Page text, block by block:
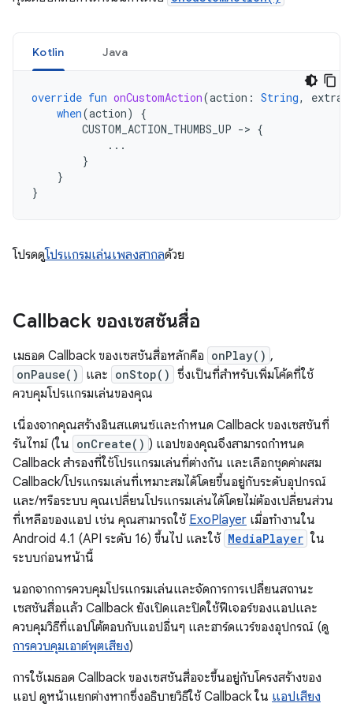
Kotlin Java
override fun onCustomAction(action : String, extras
when(action)
{
CUSTOM_ACTION_THUMBS_UP -> {
...
}
}
}
โปรดดูโปรแกรมเล่นเพลงสากลด้วย
Callback ของเซสชันสื่อ
เมธอด Callback ของเซสชันสื่อหลักคือ onPlay() ,
onPause() และ onStop() ซึ่งเป็นที่สำหรับเพิ่มโค้ดที่ใช้
ควบคุมโปรแกรมเล่นของคุณ
เนื่องจากคุณสร้างอินสแตนซ์และกำหนด Callback ของเซสชันที่
รันไทม์ (ใน onCreate() ) แอปของคุณจึงสามารถกำหนด
Callback สำรองที่ใช้โปรแกรมเล่นที่ต่างกัน และเลือกชุดค่าผสม
Callback/โปรแกรมเล่นที่เหมาะสมได้โดยขึ้นอยู่กับระดับอุปกรณ์
และ/หรือระบบ คุณเปลี่ยนโปรแกรมเล่นได้โดยไม่ต้องเปลี่ยนส่วน
ที่เหลือของแอป เช่น คุณสามารถใช้ ExoPlayer เมื่อทำงานใน
Android 4.1 (API ระดับ 16) ขึ้นไป และใช้ MediaPlayer ใน
ระบบก่อนหน้านี้
นอกจากการควบคุมโปรแกรมเล่นและจัดการการเปลี่ยนสถานะ
เซสชันสื่อแล้ว Callback ยังเปิดและปิดใช้ฟีเจอร์ของแอปและ
ควบคุมวิธีที่แอปโต้ตอบกับแอปอื่นๆ และฮาร์ดแวร์ของอุปกรณ์ (ดู
การควบคุมเอาต์พุตเสียง)
การใช้เมธอด Callback ของเซสชันสื่อจะขึ้นอยู่กับโครงสร้างของ
แอป ดูหน้าแยกต่างหากซึ่งอธิบายวิธีใช้ Callback ใน แอปเสียง